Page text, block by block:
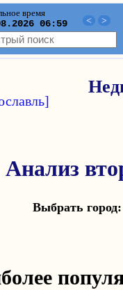
время
06:59 < >
Анализ
Выбрать